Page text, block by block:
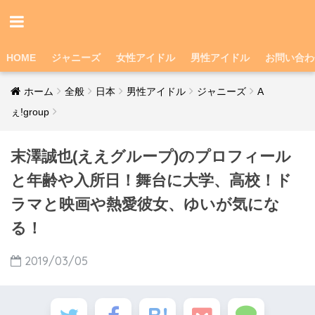
HOME ジャニーズ 女性アイドル 男性アイドル お問い合
ホーム 全般 日本 男性アイドル ジャニーズ
A
ぇ!group
末澤誠也(ええグループ)のプロフィール
と年齢や入所日！舞台に大学、高校！ド
ラマと映画や熱愛彼女、ゆいが気にな
る！
2019/03/05